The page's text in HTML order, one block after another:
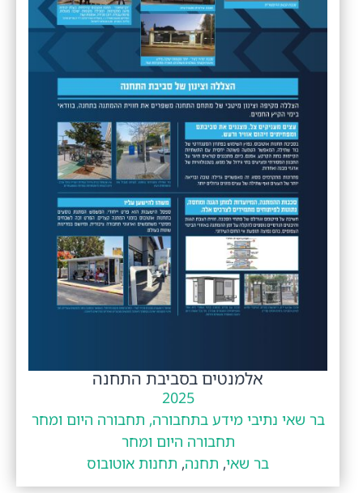
אלמנטים בסביבת התחנה
2025
בר שאי נתיבי מידע בתחבורה, תחבורה היום ומחר
תחבורה היום ומחר
בר שאי, תחנה, תחנות אוטובוס